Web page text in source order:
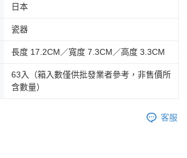
含以上)免運費
日本
瓷器
長度 17.2CM／寬度 7.3CM／高度 3.3CM
63入（箱入數僅供批發業者參考，非售價所
含數量）
客服